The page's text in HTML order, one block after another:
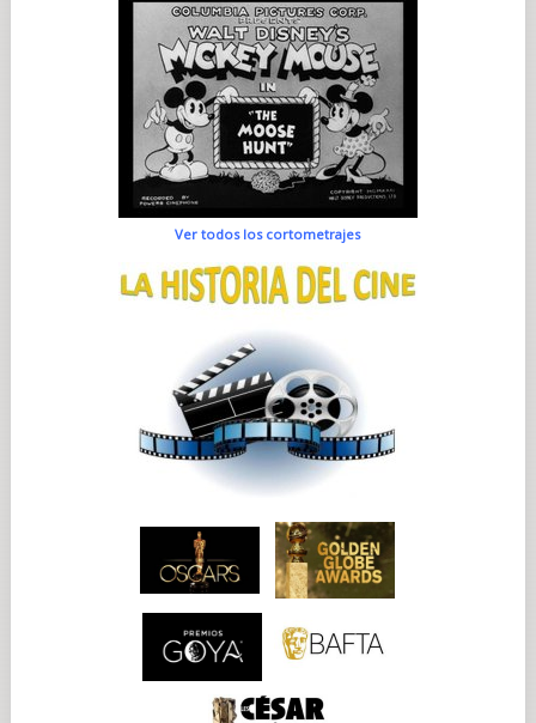
Ver todos los cortometrajes